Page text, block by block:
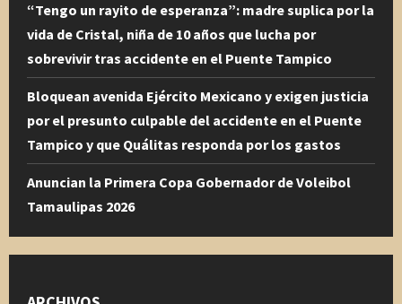
“Tengo un rayito de esperanza”: madre suplica por la
vida de Cristal, niña de 10 años que lucha por
sobrevivir tras accidente en el Puente Tampico
Bloquean avenida Ejército Mexicano y exigen justicia
por el presunto culpable del accidente en el Puente
Tampico y que Quálitas responda por los gastos
Anuncian la Primera Copa Gobernador de Voleibol
Tamaulipas 2026